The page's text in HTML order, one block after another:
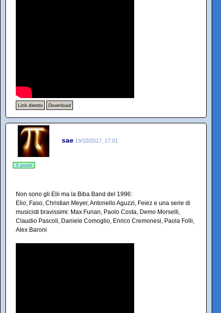
Link diretto Download
sae 19/10/2017, 17:01
3 punti
Non sono gli Elii ma la Biba Band del 1996:
Elio, Faso, Christian Meyer, Antonello Aguzzi, Feiez e una serie di
musicisti bravissimi: Max Furian, Paolo Costa, Demo Morselli,
Claudio Pascoli, Daniele Comoglio, Enrico Cremonesi, Paola Folli,
Alex Baroni